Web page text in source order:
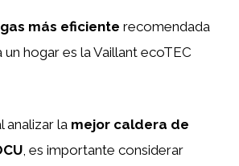
más eficiente recomendada
hogar es la Vaillant ecoTEC
analizar la mejor caldera de
, es importante considerar